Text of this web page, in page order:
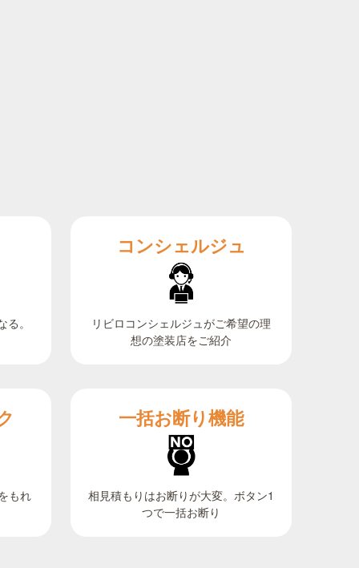
。
コンシェルジュ
リビロコンシェルジュがご希望の理
想の塗装店をご紹介
もれ
一括お断り機能
相見積もりはお断りが大変。ボタン1
つで一括お断り